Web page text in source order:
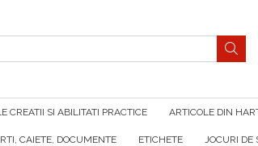
CREATII SI ABILITATI PRACTICE ARTICOLE DIN
CAIETE, DOCUMENTE ETICHETE JOCURI DE